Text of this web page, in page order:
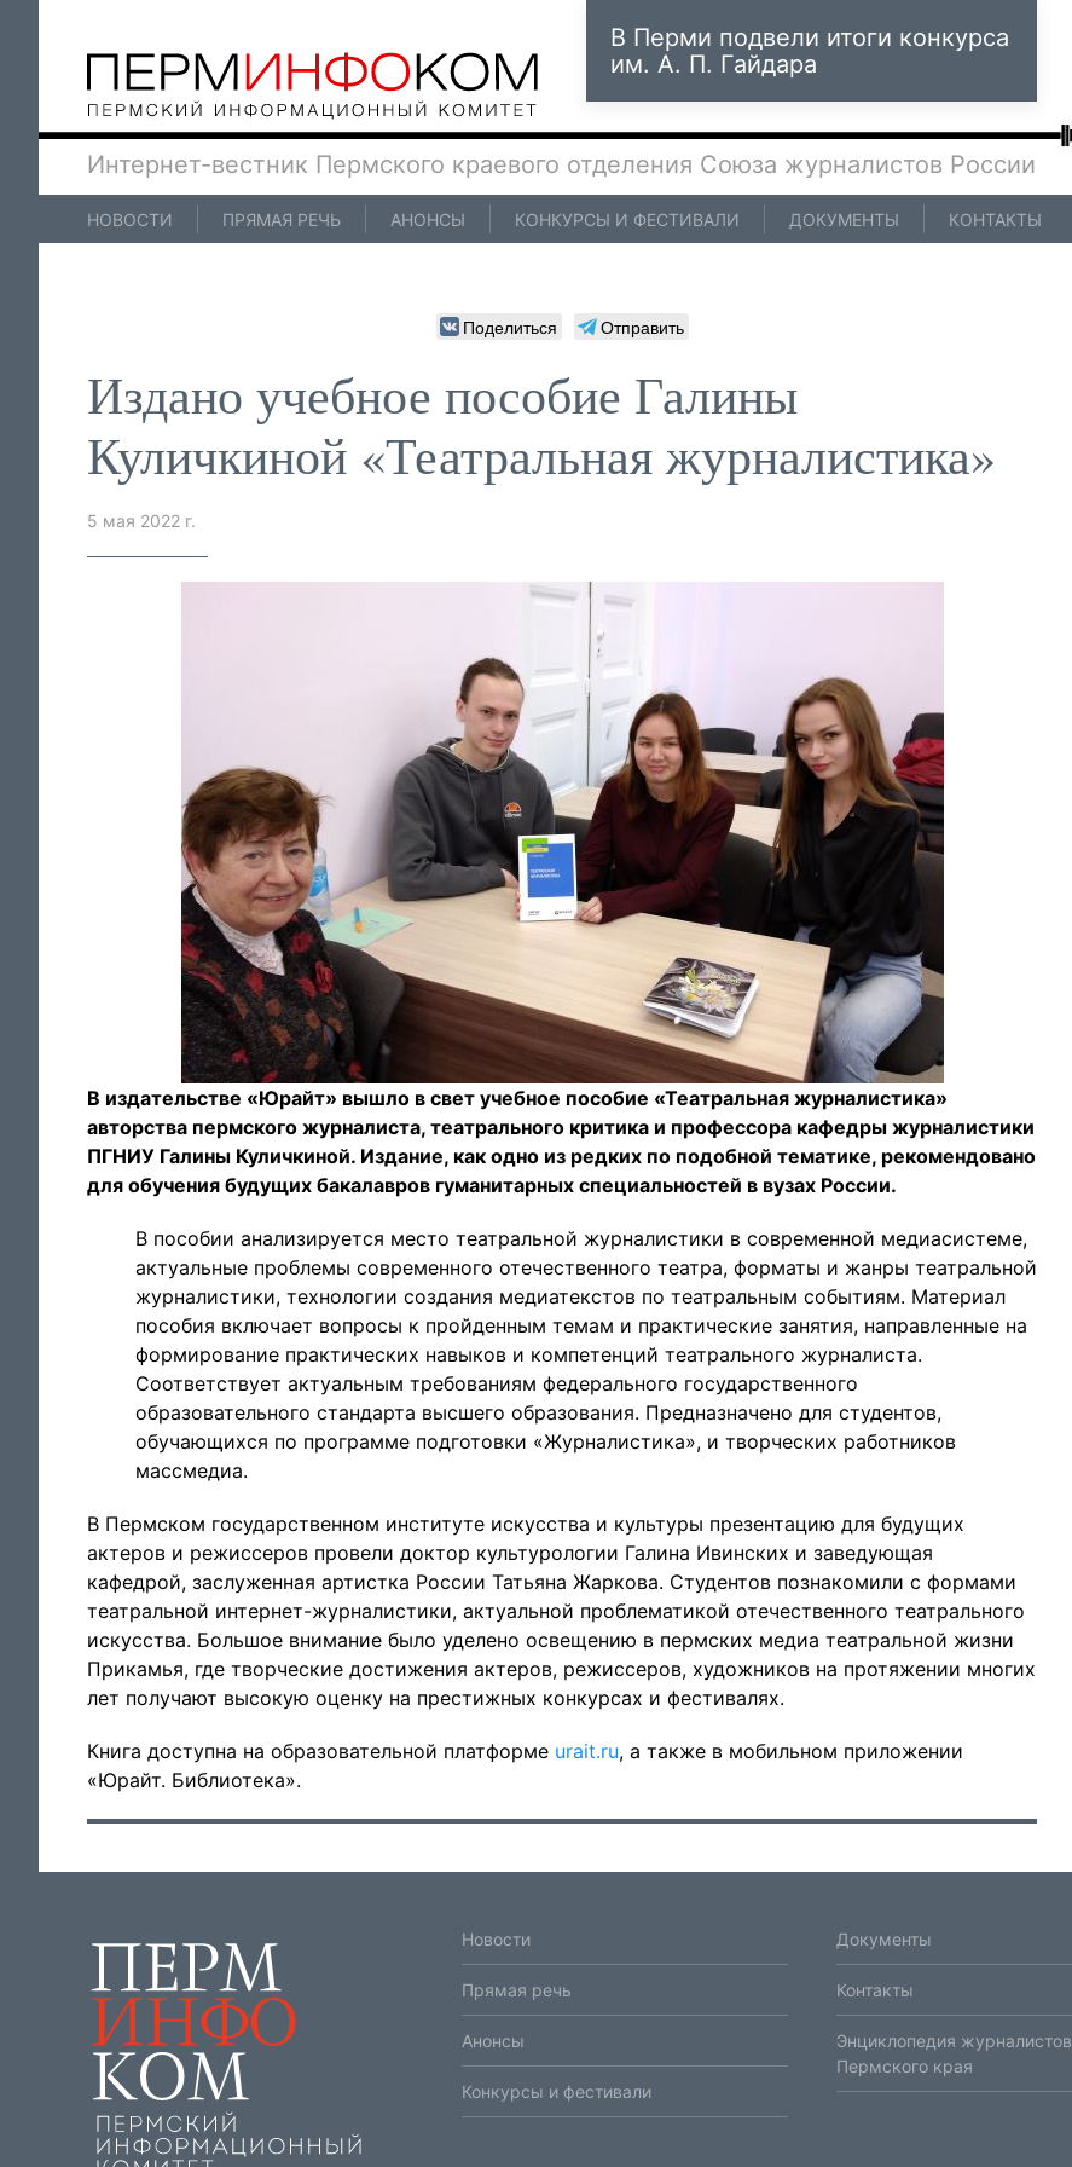
В Перми подвели итоги конкурса
им. А. П. Гайдара
Интернет-вестник Пермского краевого отделения Союза журналистов России
НОВОСТИ ПРЯМАЯ РЕЧЬ АНОНСЫ КОНКУРСЫ И ФЕСТИВАЛИ ДОКУМЕНТЫ КОНТАКТЫ
Поделиться Отправить
Издано учебное пособие Галины
Куличкиной «Театральная журналистика»
5 мая 2022 г.
В издательстве «Юрайт» вышло в свет учебное пособие «Театральная журналистика»
авторства пермского журналиста, театрального критика и профессора кафедры журналистики
ПГНИУ Галины Куличкиной. Издание, как одно из редких по подобной тематике, рекомендовано
для обучения будущих бакалавров гуманитарных специальностей в вузах России.
В пособии анализируется место театральной журналистики в современной медиасистеме,
актуальные проблемы современного отечественного театра, форматы и жанры театральной
журналистики, технологии создания медиатекстов по театральным событиям. Материал
пособия включает вопросы к пройденным темам и практические занятия, направленные на
формирование практических навыков и компетенций театрального журналиста.
Соответствует актуальным требованиям федерального государственного
образовательного стандарта высшего образования. Предназначено для студентов,
обучающихся по программе подготовки «Журналистика», и творческих работников
массмедиа.
В Пермском государственном институте искусства и культуры презентацию для будущих
актеров и режиссеров провели доктор культурологии Галина Ивинских и заведующая
кафедрой, заслуженная артистка России Татьяна Жаркова. Студентов познакомили с формами
театральной интернет-журналистики, актуальной проблематикой отечественного театрального
искусства. Большое внимание было уделено освещению в пермских медиа театральной жизни
Прикамья, где творческие достижения актеров, режиссеров, художников на протяжении многих
лет получают высокую оценку на престижных конкурсах и фестивалях.
Книга доступна на образовательной платформе urait.ru, а также в мобильном приложении
«Юрайт. Библиотека».
Новости
Прямая речь
Анонсы
Конкурсы и фестивали
Документы
Контакты
Энциклопедия журналистов
Пермского края